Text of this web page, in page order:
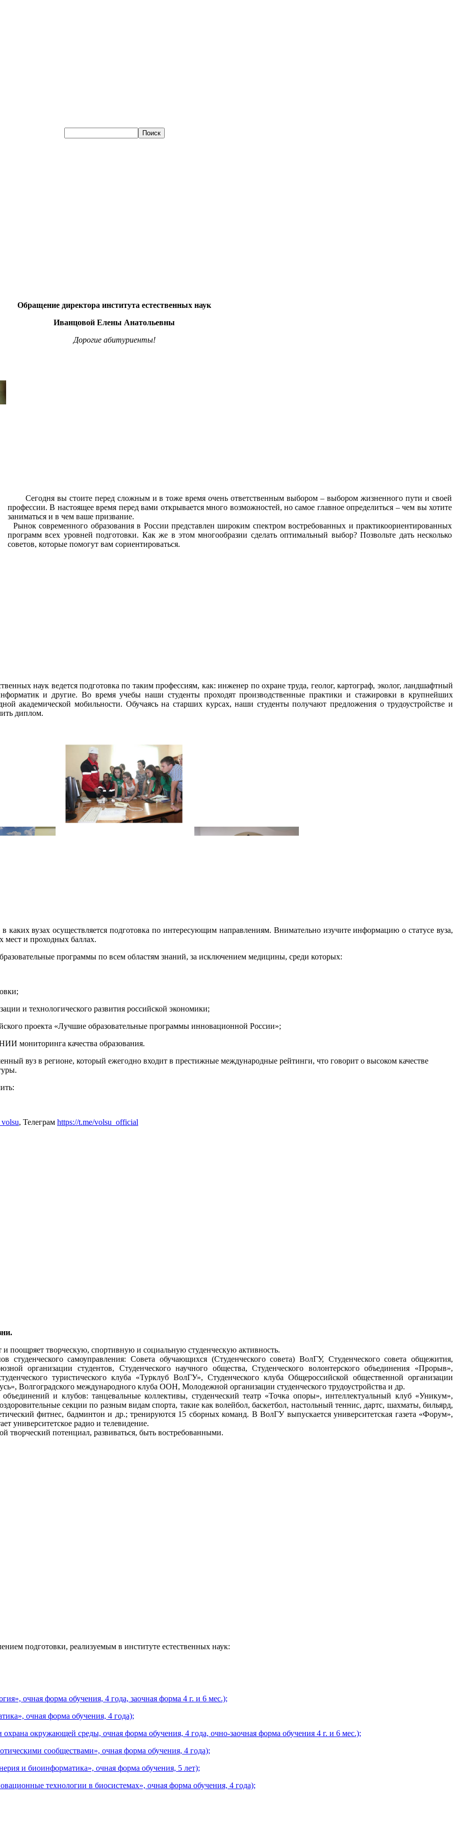
Обращение директора института естественных наук
Иванцовой Елены Анатольевны
Дорогие абитуриенты!
Сегодня вы стоите перед сложным и в тоже время очень ответственным выбором – выбором жизненного пути и своей
профессии. В настоящее время перед вами открывается много возможностей, но самое главное определиться – чем вы хотите
заниматься и в чем ваше призвание.
Рынок современного образования в России представлен широким спектром востребованных и практикоориентированных
программ всех уровней подготовки. Как же в этом многообразии сделать оптимальный выбор? Позвольте дать несколько
советов, которые помогут вам сориентироваться.
наук ведется подготовка по таким профессиям, как: инженер по охране труда, геолог, картограф, эколог, ландшафтный
и другие. Во время учебы наши студенты проходят производственные практики и стажировки в крупнейших
академической мобильности. Обучаясь на старших курсах, наши студенты получают предложения о трудоустройстве и
диплом.
каких вузах осуществляется подготовка по интересующим направлениям. Внимательно изучите информацию о статусе вуза,
мест и проходных баллах.
программы по всем областям знаний, за исключением медицины, среди которых:
и технологического развития российской экономики;
проекта «Лучшие образовательные программы инновационной России»;
мониторинга качества образования.
вуз в регионе, который ежегодно входит в престижные международные рейтинги, что говорит о высоком качестве
, Телеграм https://t.me/volsu_official
поощряет творческую, спортивную и социальную студенческую активность.
самоуправления: Совета обучающихся (Студенческого совета) ВолГУ, Студенческого совета общежития,
организации студентов, Студенческого научного общества, Студенческого волонтерского объединения «Прорыв»,
туристического клуба «Турклуб ВолГУ», Студенческого клуба Общероссийской общественной организации
Волгоградского международного клуба ООН, Молодежной организации студенческого трудоустройства и др.
и клубов: танцевальные коллективы, студенческий театр «Точка опоры», интеллектуальный клуб «Уникум»,
секции по разным видам спорта, такие как волейбол, баскетбол, настольный теннис, дартс, шахматы, бильярд,
фитнес, бадминтон и др.; тренируются 15 сборных команд. В ВолГУ выпускается университетская газета «Форум»,
университетское радио и телевидение.
творческий потенциал, развиваться, быть востребованными.
подготовки, реализуемым в институте естественных наук:
очная форма обучения, 4 года, заочная форма 4 г. и 6 мес.);
очная форма обучения, 4 года);
окружающей среды, очная форма обучения, 4 года, очно-заочная форма обучения 4 г. и 6 мес.);
сообществами», очная форма обучения, 4 года);
и биоинформатика», очная форма обучения, 5 лет);
технологии в биосистемах», очная форма обучения, 4 года);